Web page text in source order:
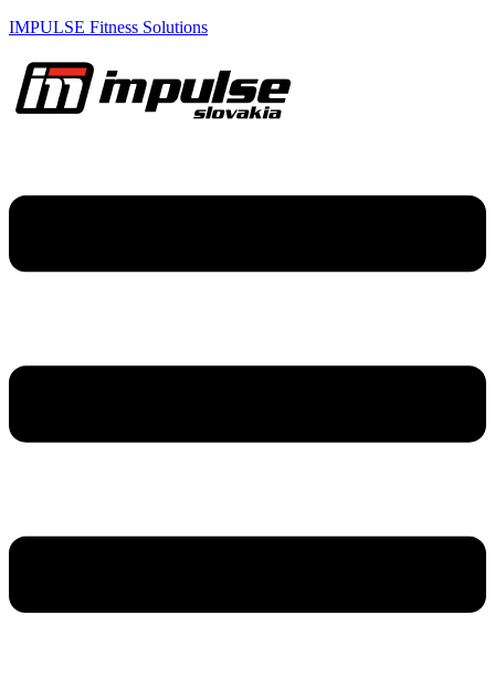
IMPULSE Fitness Solutions